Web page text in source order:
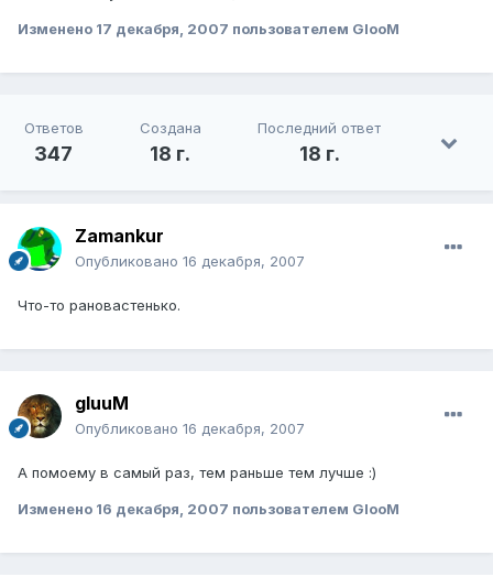
Изменено 17 декабря, 2007 пользователем GlooM
Ответов
347
Создана
18 г.
Последний ответ
18 г.
Zamankur
Опубликовано 16 декабря, 2007
Что-то рановастенько.
gluuM
Опубликовано 16 декабря, 2007
А помоему в самый раз, тем раньше тем лучше :)
Изменено 16 декабря, 2007 пользователем GlooM